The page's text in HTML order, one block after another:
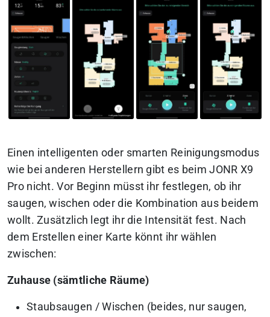
Einen intelligenten oder smarten Reinigungsmodus
wie bei anderen Herstellern gibt es beim JONR X9
Pro nicht. Vor Beginn müsst ihr festlegen, ob ihr
saugen, wischen oder die Kombination aus beidem
wollt. Zusätzlich legt ihr die Intensität fest. Nach
dem Erstellen einer Karte könnt ihr wählen
zwischen:
Zuhause (sämtliche Räume)
Staubsaugen / Wischen (beides, nur saugen,